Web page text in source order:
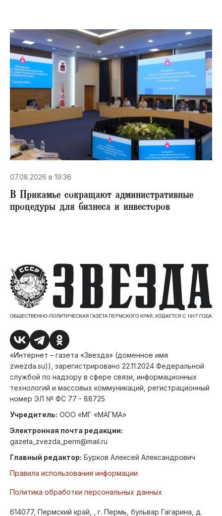
07.08.2026 в 19:36
В Прикамье сокращают административные
процедуры для бизнеса и инвесторов
«Интернет – газета «Звезда» (доменное имя
zwezda.su)), зарегистрировано 22.11.2024 Федеральной
службой по надзору в сфере связи, информационных
технологий и массовых коммуникаций, регистрационный
номер ЭЛ № ФС 77 - 88725
Учредитель: ООО «МГ «МАГМА»
Электронная почта редакции:
gazeta_zvezda_perm@mail.ru
Главный редактор: Бурков Алексей Александрович
Правила использования информации
Политика обработки персональных данных
614077, Пермский край, , г. Пермь, бульвар Гагарина, д.